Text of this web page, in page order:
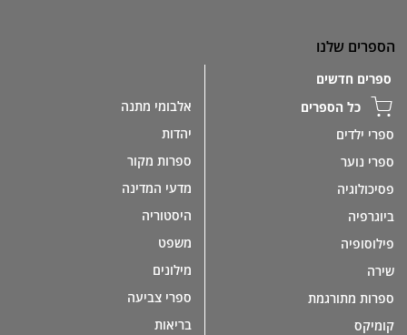
הספרים שלנו
ספרים חדשים
כל הספרים
ספרי ילדים
ספרי נוער
פסיכולוגיה
ביוגרפיה
פילוסופיה
שירה
ספרות מתורגמת
קומיקס
אלבומי מתנה
יהדות
ספרות מקור
מדעי המדינה
היסטוריה
משפט
מילונים
ספרי צביעה
בריאות